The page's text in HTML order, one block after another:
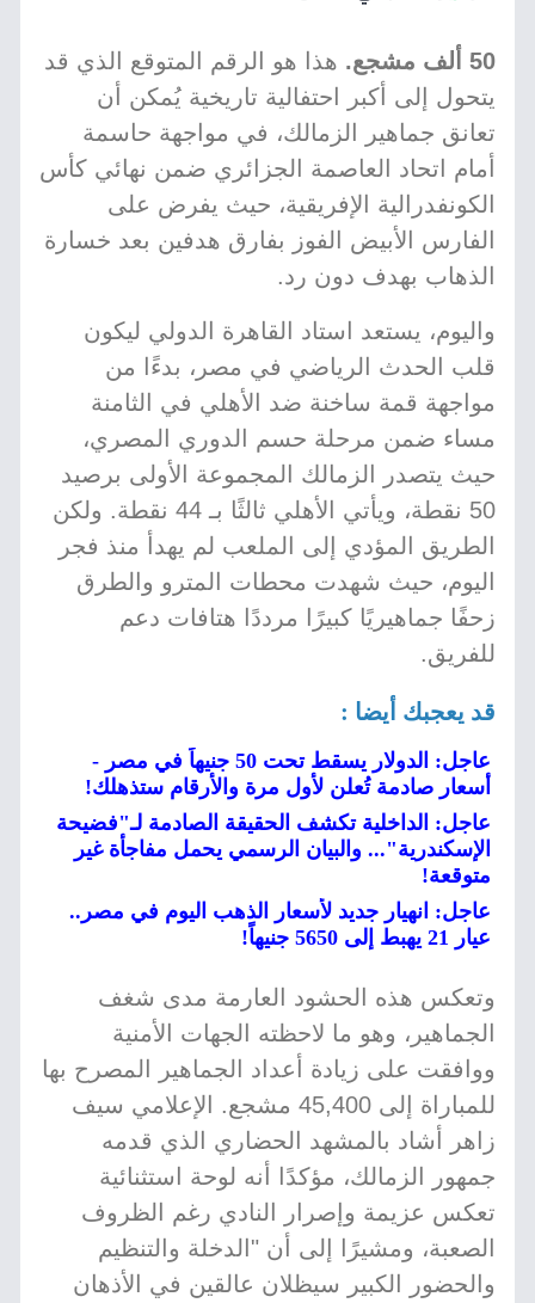
50 ألف مشجع.
هذا هو الرقم المتوقع الذي قد
يتحول إلى أكبر احتفالية تاريخية يُمكن أن
تعانق جماهير الزمالك، في مواجهة حاسمة
أمام اتحاد العاصمة الجزائري ضمن نهائي كأس
الكونفدرالية الإفريقية، حيث يفرض على
الفارس الأبيض الفوز بفارق هدفين بعد خسارة
الذهاب بهدف دون رد.
واليوم، يستعد استاد القاهرة الدولي ليكون
قلب الحدث الرياضي في مصر، بدءًا من
مواجهة قمة ساخنة ضد الأهلي في الثامنة
مساء ضمن مرحلة حسم الدوري المصري،
حيث يتصدر الزمالك المجموعة الأولى برصيد
50 نقطة، ويأتي الأهلي ثالثًا بـ 44 نقطة. ولكن
الطريق المؤدي إلى الملعب لم يهدأ منذ فجر
اليوم، حيث شهدت محطات المترو والطرق
زحفًا جماهيريًا كبيرًا مرددًا هتافات دعم
للفريق.
قد يعجبك أيضا :
عاجل: الدولار يسقط تحت 50 جنيهاً في مصر -
أسعار صادمة تُعلن لأول مرة والأرقام ستذهلك!
عاجل: الداخلية تكشف الحقيقة الصادمة لـ"فضيحة
الإسكندرية"... والبيان الرسمي يحمل مفاجأة غير
متوقعة!
عاجل: انهيار جديد لأسعار الذهب اليوم في مصر..
عيار 21 يهبط إلى 5650 جنيهاً!
وتعكس هذه الحشود العارمة مدى شغف
الجماهير، وهو ما لاحظته الجهات الأمنية
ووافقت على زيادة أعداد الجماهير المصرح بها
للمباراة إلى 45,400 مشجع. الإعلامي سيف
زاهر أشاد بالمشهد الحضاري الذي قدمه
جمهور الزمالك، مؤكدًا أنه لوحة استثنائية
تعكس عزيمة وإصرار النادي رغم الظروف
الصعبة، ومشيرًا إلى أن "الدخلة والتنظيم
والحضور الكبير سيظلان عالقين في الأذهان